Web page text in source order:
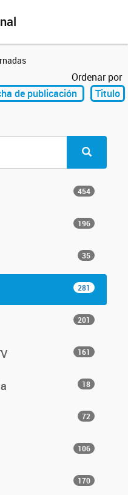
Ordenar por
de publicación
Titulo
454
196
35
281
201
161
18
72
106
170